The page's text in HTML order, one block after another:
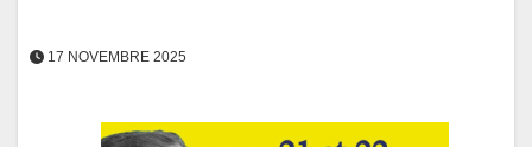
17 NOVEMBRE 2025